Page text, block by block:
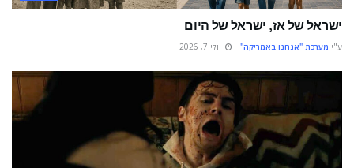
ישראל של אז, ישראל של היום
ע"י מערכת "אנחנו באמריקה" יולי 7, 2026